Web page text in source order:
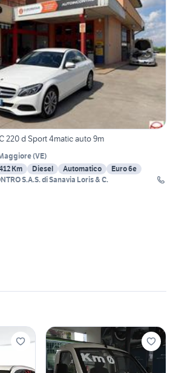
220 d Sport 4matic auto 9m
(VE)
Km Diesel Automatico
Euro 6e
S.A.S. di Sanavia Loris & C.